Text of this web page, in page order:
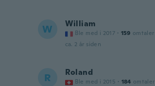
W William
Ble med i 2017 · 159 omtaler
ca. 2 år siden
R Roland
Ble med i 2015 · 184 omtaler